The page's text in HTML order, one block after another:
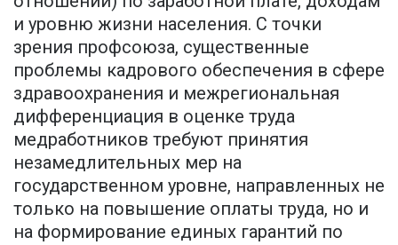
и уровню жизни населения. С точки
зрения профсоюза, существенные
проблемы кадрового обеспечения в сфере
здравоохранения и межрегиональная
дифференциация в оценке труда
медработников требуют принятия
незамедлительных мер на
государственном уровне, направленных не
только на повышение оплаты труда, но и
на формирование единых гарантий по